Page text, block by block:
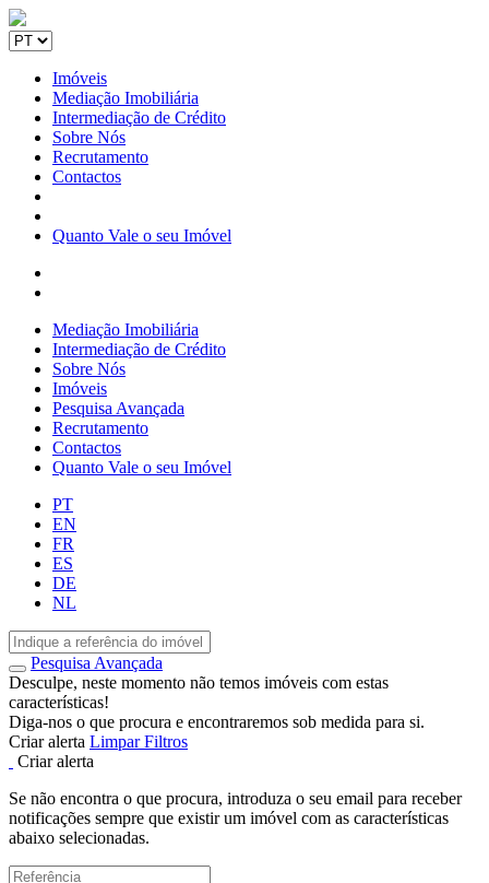
Imóveis
Mediação Imobiliária
Intermediação de Crédito
Sobre Nós
Recrutamento
Contactos
Quanto Vale o seu Imóvel
Mediação Imobiliária
Intermediação de Crédito
Sobre Nós
Imóveis
Pesquisa Avançada
Recrutamento
Contactos
Quanto Vale o seu Imóvel
PT
EN
FR
ES
DE
NL
Pesquisa Avançada
Desculpe, neste momento não temos imóveis com estas
características!
Diga-nos o que procura e encontraremos sob medida para si.
Criar alerta Limpar Filtros
Criar alerta
Se não encontra o que procura, introduza o seu email para receber
notificações sempre que existir um imóvel com as características
abaixo selecionadas.